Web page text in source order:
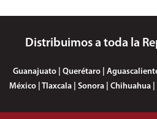
Distribuimos a toda la
Guanajuato | Querétaro |
México | Tlaxcala | Sonora | Chihuahua